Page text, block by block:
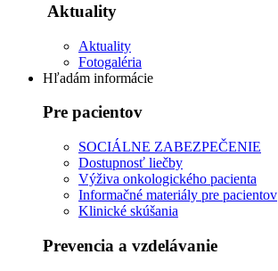
Aktuality
Aktuality
Fotogaléria
Hľadám informácie
Pre pacientov
SOCIÁLNE ZABEZPEČENIE
Dostupnosť liečby
Výživa onkologického pacienta
Informačné materiály pre pacientov
Klinické skúšania
Prevencia a vzdelávanie